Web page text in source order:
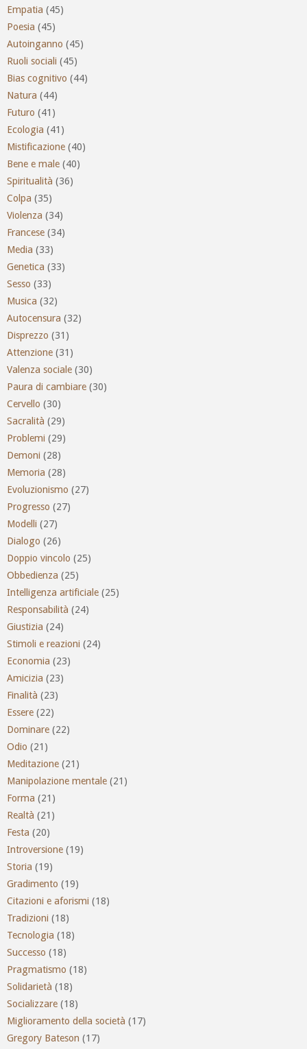
Empatia (45)
Poesia (45)
Autoinganno (45)
Ruoli sociali (45)
Bias cognitivo (44)
Natura (44)
Futuro (41)
Ecologia (41)
Mistificazione (40)
Bene e male (40)
Spiritualità (36)
Colpa (35)
Violenza (34)
Francese (34)
Media (33)
Genetica (33)
Sesso (33)
Musica (32)
Autocensura (32)
Disprezzo (31)
Attenzione (31)
Valenza sociale (30)
Paura di cambiare (30)
Cervello (30)
Sacralità (29)
Problemi (29)
Demoni (28)
Memoria (28)
Evoluzionismo (27)
Progresso (27)
Modelli (27)
Dialogo (26)
Doppio vincolo (25)
Obbedienza (25)
Intelligenza artificiale (25)
Responsabilità (24)
Giustizia (24)
Stimoli e reazioni (24)
Economia (23)
Amicizia (23)
Finalità (23)
Essere (22)
Dominare (22)
Odio (21)
Meditazione (21)
Manipolazione mentale (21)
Forma (21)
Realtà (21)
Festa (20)
Introversione (19)
Storia (19)
Gradimento (19)
Citazioni e aforismi (18)
Tradizioni (18)
Tecnologia (18)
Successo (18)
Pragmatismo (18)
Solidarietà (18)
Socializzare (18)
Miglioramento della società (17)
Gregory Bateson (17)